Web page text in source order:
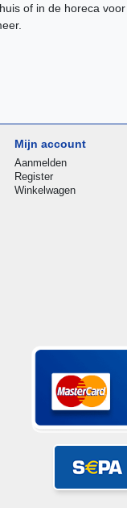
of in de horeca
Mijn account
Aanmelden
Register
Winkelwagen